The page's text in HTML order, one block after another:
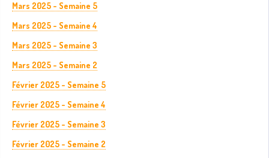
Mars 2025 - Semaine 5
Mars 2025 - Semaine 4
Mars 2025 - Semaine 3
Mars 2025 - Semaine 2
Février 2025 - Semaine 5
Février 2025 - Semaine 4
Février 2025 - Semaine 3
Février 2025 - Semaine 2